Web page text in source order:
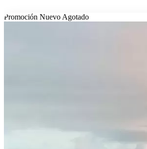
Promoción Nuevo Agotado